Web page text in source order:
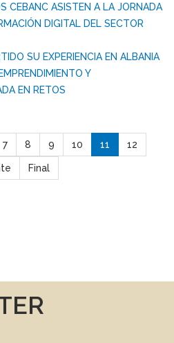
CEBANC ASISTEN A LA JORNADA
DIGITAL DEL SECTOR
SU EXPERIENCIA EN ALBANIA
Y
EN RETOS
7 8 9 10 11 12
Final